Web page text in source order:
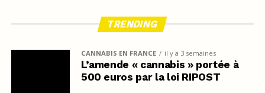
TRENDING
CANNABIS EN FRANCE il y a 3 semaines
L’amende « cannabis » portée à
500 euros par la loi RIPOST